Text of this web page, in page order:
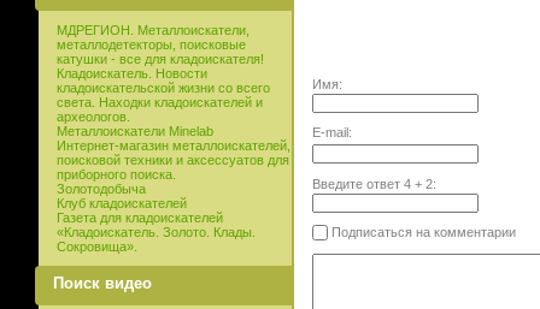
МДРЕГИОН. Металлоискатели,
металлодетекторы, поисковые
катушки - все для кладоискателя!
Кладоискатель. Новости
кладоискательской жизни со всего
света. Находки кладоискателей и
археологов.
Металлоискатели Minelab
Интернет-магазин металлоискателей,
поисковой техники и аксессуатов для
приборного поиска.
Золотодобыча
Клуб кладоискателей
Газета для кладоискателей
«Кладоискатель. Золото. Клады.
Сокровища».
Поиск видео
Имя:
E-mail:
Введите ответ 4+ 2:
Подписаться на комментарии